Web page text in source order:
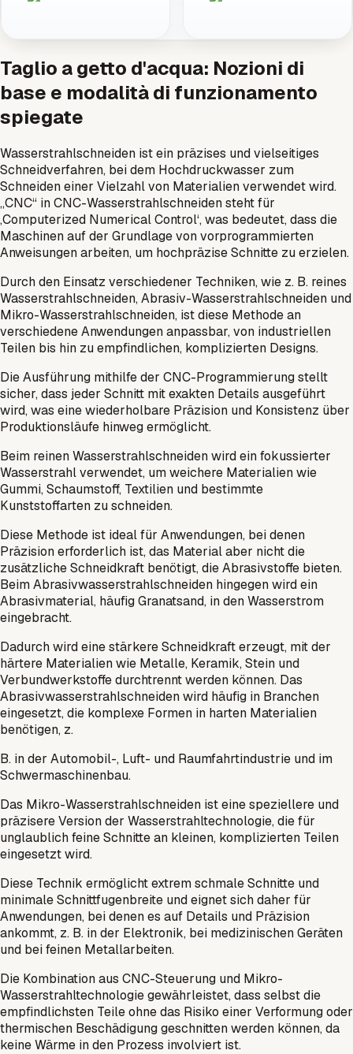
Taglio a getto d'acqua: Nozioni di
base e modalità di funzionamento
spiegate
Wasserstrahlschneiden ist ein präzises und vielseitiges
Schneidverfahren, bei dem Hochdruckwasser zum
Schneiden einer Vielzahl von Materialien verwendet wird.
„CNC“ in CNC-Wasserstrahlschneiden steht für
‚Computerized Numerical Control‘, was bedeutet, dass die
Maschinen auf der Grundlage von vorprogrammierten
Anweisungen arbeiten, um hochpräzise Schnitte zu erzielen.
Durch den Einsatz verschiedener Techniken, wie z. B. reines
Wasserstrahlschneiden, Abrasiv-Wasserstrahlschneiden und
Mikro-Wasserstrahlschneiden, ist diese Methode an
verschiedene Anwendungen anpassbar, von industriellen
Teilen bis hin zu empfindlichen, komplizierten Designs.
Die Ausführung mithilfe der CNC-Programmierung stellt
sicher, dass jeder Schnitt mit exakten Details ausgeführt
wird, was eine wiederholbare Präzision und Konsistenz über
Produktionsläufe hinweg ermöglicht.
Beim reinen Wasserstrahlschneiden wird ein fokussierter
Wasserstrahl verwendet, um weichere Materialien wie
Gummi, Schaumstoff, Textilien und bestimmte
Kunststoffarten zu schneiden.
Diese Methode ist ideal für Anwendungen, bei denen
Präzision erforderlich ist, das Material aber nicht die
zusätzliche Schneidkraft benötigt, die Abrasivstoffe bieten.
Beim Abrasivwasserstrahlschneiden hingegen wird ein
Abrasivmaterial, häufig Granatsand, in den Wasserstrom
eingebracht.
Dadurch wird eine stärkere Schneidkraft erzeugt, mit der
härtere Materialien wie Metalle, Keramik, Stein und
Verbundwerkstoffe durchtrennt werden können. Das
Abrasivwasserstrahlschneiden wird häufig in Branchen
eingesetzt, die komplexe Formen in harten Materialien
benötigen, z.
B. in der Automobil-, Luft- und Raumfahrtindustrie und im
Schwermaschinenbau.
Das Mikro-Wasserstrahlschneiden ist eine speziellere und
präzisere Version der Wasserstrahltechnologie, die für
unglaublich feine Schnitte an kleinen, komplizierten Teilen
eingesetzt wird.
Diese Technik ermöglicht extrem schmale Schnitte und
minimale Schnittfugenbreite und eignet sich daher für
Anwendungen, bei denen es auf Details und Präzision
ankommt, z. B. in der Elektronik, bei medizinischen Geräten
und bei feinen Metallarbeiten.
Die Kombination aus CNC-Steuerung und Mikro-
Wasserstrahltechnologie gewährleistet, dass selbst die
empfindlichsten Teile ohne das Risiko einer Verformung oder
thermischen Beschädigung geschnitten werden können, da
keine Wärme in den Prozess involviert ist.